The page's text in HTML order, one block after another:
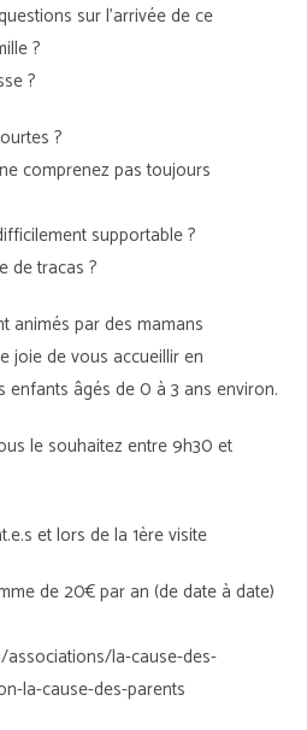
sur l’arrivée de ce
?
?
?
comprenez pas toujours
supportable ?
de tracas ?
animés par des mamans
joie de vous accueillir en
âgés de 0 à 3 ans environ.
le souhaitez entre 9h30 et
et lors de la 1ère visite
de 20€ par an (de date à date)
la-cause-des-
la-cause-des-parents